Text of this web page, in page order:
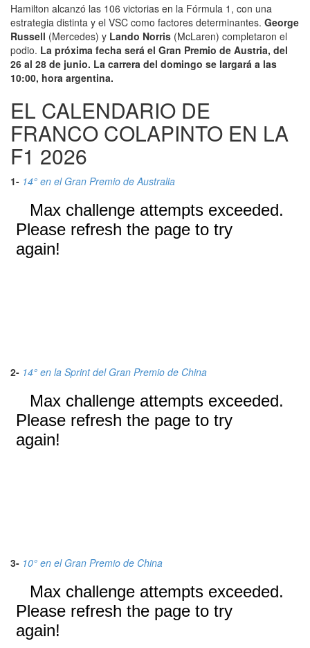
Hamilton alcanzó las 106 victorias en la Fórmula 1, con una
estrategia distinta y el VSC como factores determinantes. George
Russell (Mercedes) y Lando Norris (McLaren) completaron el
podio. La próxima fecha será el Gran Premio de Austria, del
26 al 28 de junio. La carrera del domingo se largará a las
10:00, hora argentina.
EL CALENDARIO DE
FRANCO COLAPINTO EN LA
F1 2026
1- 14° en el Gran Premio de Australia
2- 14° en la Sprint del Gran Premio de China
3- 10° en el Gran Premio de China